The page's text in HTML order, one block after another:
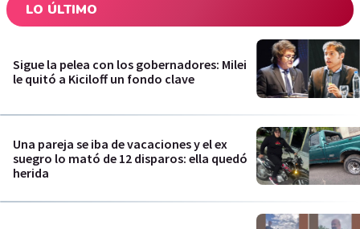
LO ÚLTIMO
Sigue la pelea con los gobernadores: Milei
le quitó a Kiciloff un fondo clave
Una pareja se iba de vacaciones y el ex
suegro lo mató de 12 disparos: ella quedó
herida